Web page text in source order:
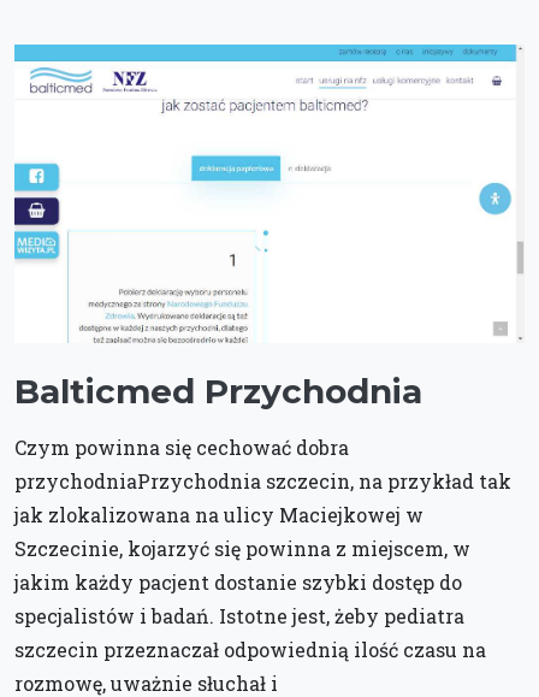
Balticmed Przychodnia
Czym powinna się cechować dobra
przychodniaPrzychodnia szczecin, na przykład tak
jak zlokalizowana na ulicy Maciejkowej w
Szczecinie, kojarzyć się powinna z miejscem, w
jakim każdy pacjent dostanie szybki dostęp do
specjalistów i badań. Istotne jest, żeby pediatra
szczecin przeznaczał odpowiednią ilość czasu na
rozmowę, uważnie słuchał i